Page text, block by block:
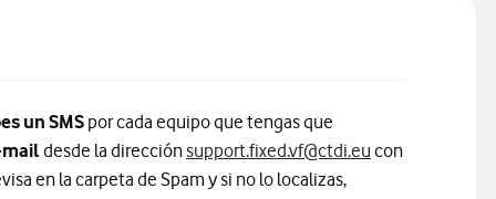
un SMS por cada equipo que tengas que
maildesde la dirección support.fixed.vf@ctdi.eu con
en la carpeta de Spam y si no lo localizas,